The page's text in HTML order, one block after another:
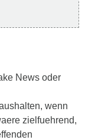
News oder
wenn
zielfuehrend,